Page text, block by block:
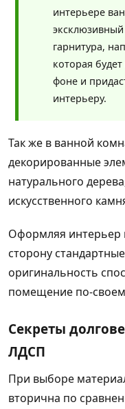
интерьере
гарнитура,
которая
фоне и
интерьеру.
Так же в ванной
декорированные
натурального
искусственного
Оформляя интерьер
сторону
оригинальность
помещение по-
Секреты
ЛДСП
При выборе
вторична по